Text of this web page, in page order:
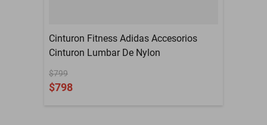
Cinturon Fitness Adidas Accesorios
Cinturon Lumbar De Nylon
$799
$798